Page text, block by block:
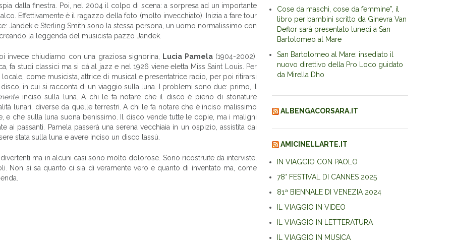
dalla finestra. Poi, nel 2004 il colpo di scena: a sorpresa ad un importante
Effettivamente è il ragazzo della foto (molto invecchiato). Inizia a fare tour
Jandek e Sterling Smith sono la stessa persona, un uomo normalissimo con
la leggenda del musicista pazzo Jandek.
invece chiudiamo con una graziosa signorina, Lucia Pamela(1904-2002).
fa studi classici ma si dà al jazz e nel 1926 viene eletta Miss Saint Louis. Per
locale, come musicista, attrice di musical e presentatrice radio, per poi ritirarsi
in cui si racconta di un viaggio sulla luna. I problemi sono due: primo, il
inciso sulla luna. A chi le fa notare che il disco è pieno di stonature
lunari, diverse da quelle terrestri. A chi le fa notare che è inciso malissimo
e che sulla luna suona benissimo. Il disco vende tutte le copie, ma i maligni
passanti. Pamela passerà una serena vecchiaia in un ospizio, assistita dai
stata sulla luna e avere inciso un disco lassù.
ma in alcuni casi sono molto dolorose. Sono ricostruite da interviste,
Non si sa quanto ci sia di veramente vero e quanto di inventato ma, come
Cose da maschi, cose da femmine”, il
libro per bambini scritto da Ginevra Van
Deflor sarà presentato lunedì a San
Bartolomeo al Mare
San Bartolomeo al Mare: insediato il
nuovo direttivo della Pro Loco guidato
da Mirella Dho
ALBENGACORSARA.IT
AMICINELLARTE.IT
IN VIAGGIO CON PAOLO
78° FESTIVAL DI CANNES 2025
81ª BIENNALE DI VENEZIA 2024
IL VIAGGIO IN VIDEO
IL VIAGGIO IN LETTERATURA
IL VIAGGIO IN MUSICA